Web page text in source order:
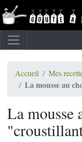
Accueil Mes
La mousse au
La mousse